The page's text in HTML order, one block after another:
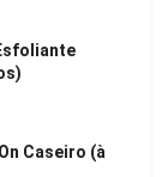
Caseiro (à